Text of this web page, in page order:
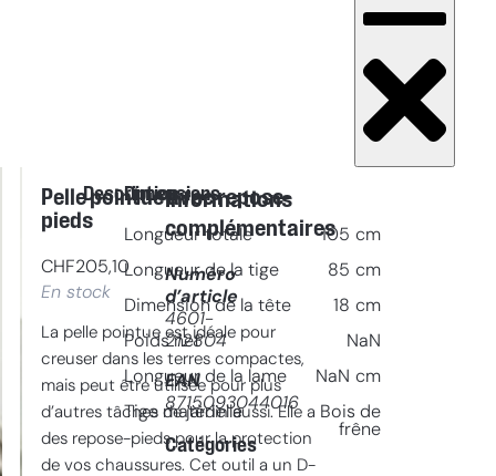
Pelle pointue avec repose-
pieds
CHF205,10
En stock
La pelle pointue est idéale pour
creuser dans les terres compactes,
mais peut être utilisée pour plus
d’autres tâches de jardin aussi. Elle a
des repose-pieds pour la protection
de vos chaussures. Cet outil a un D-
Description
Dimensions
Longueur totale 105 cm
Longueur de la tige 85 cm
Dimension de la tête 18 cm
Poids net NaN
Longueur de la lame NaN cm
Tige matèrielle
Bois de
frêne
Informations
complémentaires
Numéro
d’article
4601-
212804
EAN
8715093044016
Catégories